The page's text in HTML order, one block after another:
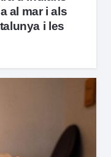
al mar i als
i les